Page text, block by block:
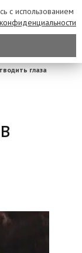
глаза
с использованием